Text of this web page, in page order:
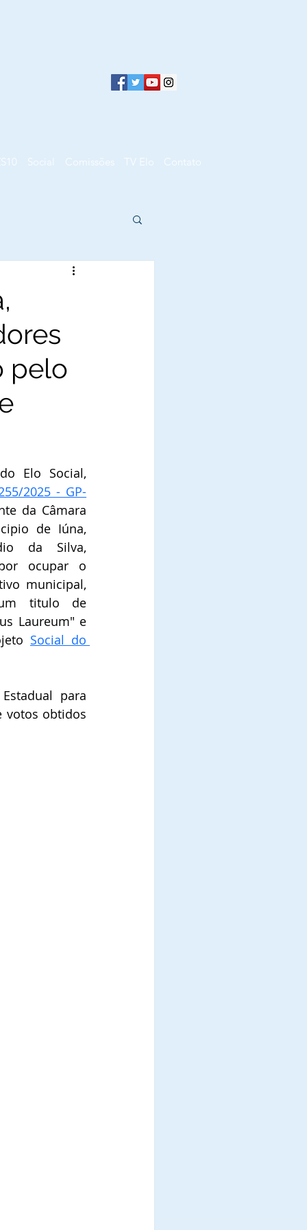
Social Comissões TV Elo Contato
pelo
Elo Social,
2025 - GP-
da Câmara
de Iúna,
ocupar o
municipal,
titulo de
Laureum" e
Social do
para
votos obtidos